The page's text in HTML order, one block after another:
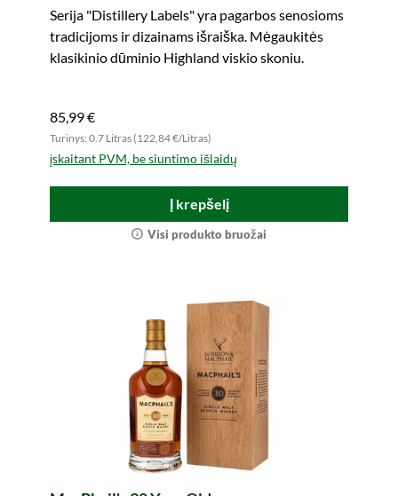
Serija "Distillery Labels" yra pagarbos senosioms
tradicijoms ir dizainams išraiška. Mėgaukitės
klasikinio dūminio Highland viskio skoniu.
85,99 €
Turinys: 0.7 Litras (122,84 €/Litras)
įskaitant PVM, be siuntimo išlaidų
Į krepšelį
Visi produkto bruožai